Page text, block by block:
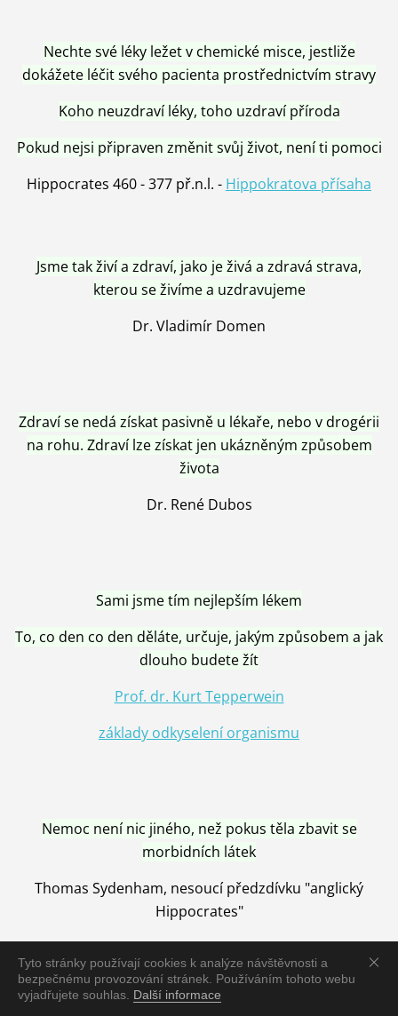
Tyto stránky používají cookies k analýze návštěvnosti a
bezpečnému provozování stránek. Používáním tohoto webu
vyjadřujete souhlas. Další informace
Nechte své léky ležet v chemické misce, jestliže
dokážete léčit svého pacienta prostřednictvím stravy
Koho neuzdraví léky, toho uzdraví příroda
Pokud nejsi připraven změnit svůj život, není ti pomoci
Hippocrates 460 - 377 př.n.l. - Hippokratova přísaha
Jsme tak živí a zdraví, jako je živá a zdravá strava,
kterou se živíme a uzdravujeme
Dr. Vladimír Domen
Zdraví se nedá získat pasivně u lékaře, nebo v drogérii
na rohu. Zdraví lze získat jen ukázněným způsobem
života
Dr. René Dubos
Sami jsme tím nejlepším lékem
To, co den co den děláte, určuje, jakým způsobem a jak
dlouho budete žít
Prof. dr. Kurt Tepperwein
základy odkyselení organismu
Nemoc není nic jiného, než pokus těla zbavit se
morbidních látek
Thomas Sydenham, nesoucí předzdívku "anglický
Hippocrates"
Nemoc je vyléčena jen pomocí Přírody, neutralizací a